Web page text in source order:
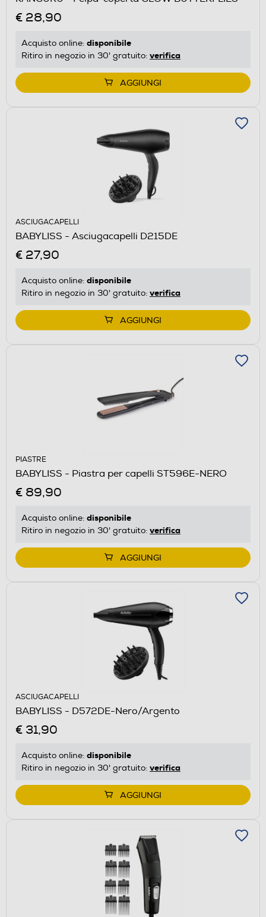
€ 28,90
Acquisto online: disponibile
Ritiro in negozio in 30' gratuito: verifica
AGGIUNGI
ASCIUGACAPELLI
BABYLISS - Asciugacapelli D215DE
€ 27,90
Acquisto online: disponibile
Ritiro in negozio in 30' gratuito: verifica
AGGIUNGI
PIASTRE
BABYLISS - Piastra per capelli ST596E-NERO
€ 89,90
Acquisto online: disponibile
Ritiro in negozio in 30' gratuito: verifica
AGGIUNGI
ASCIUGACAPELLI
BABYLISS - D572DE-Nero/Argento
€ 31,90
Acquisto online: disponibile
Ritiro in negozio in 30' gratuito: verifica
AGGIUNGI